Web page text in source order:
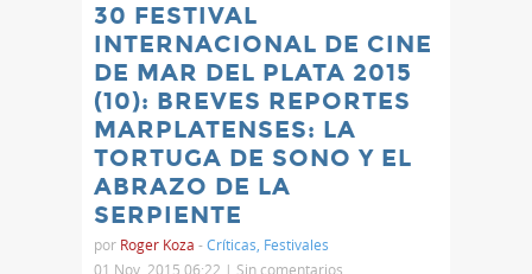
30 FESTIVAL
INTERNACIONAL DE CINE
DE MAR DEL PLATA 2015
(10): BREVES REPORTES
MARPLATENSES: LA
TORTUGA DE SONO Y EL
ABRAZO DE LA
SERPIENTE
por Roger Koza -Críticas, Festivales
01 Nov, 2015 06:22 | Sin comentarios